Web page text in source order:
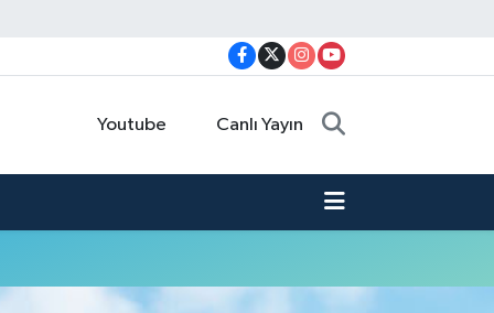
Youtube Canlı Yayın